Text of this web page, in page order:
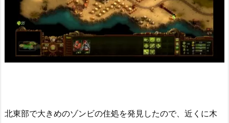
北東部で大きめのゾンビの住処を発見したので、近くに木